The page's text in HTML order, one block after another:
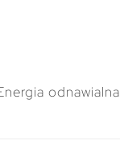
odnawialna